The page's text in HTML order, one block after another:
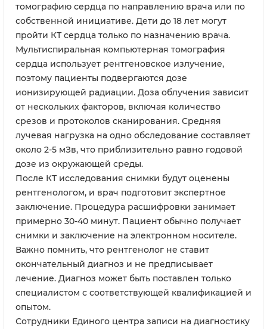
томографию сердца по направлению врача или по
собственной инициативе. Дети до 18 лет могут
пройти КТ сердца только по назначению врача.
Мультиспиральная компьютерная томография
сердца использует рентгеновское излучение,
поэтому пациенты подвергаются дозе
ионизирующей радиации. Доза облучения зависит
от нескольких факторов, включая количество
срезов и протоколов сканирования. Средняя
лучевая нагрузка на одно обследование составляет
около 2-5 мЗв, что приблизительно равно годовой
дозе из окружающей среды.
После КТ исследования снимки будут оценены
рентгенологом, и врач подготовит экспертное
заключение. Процедура расшифровки занимает
примерно 30-40 минут. Пациент обычно получает
снимки и заключение на электронном носителе.
Важно помнить, что рентгенолог не ставит
окончательный диагноз и не предписывает
лечение. Диагноз может быть поставлен только
специалистом с соответствующей квалификацией и
опытом.
Сотрудники Единого центра записи на диагностику